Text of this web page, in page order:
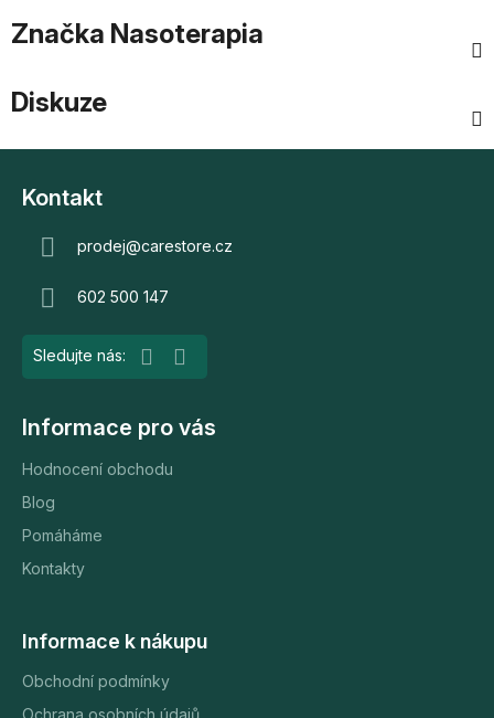
Značka Nasoterapia
Diskuze
Kontakt
prodej@carestore.cz
602 500 147
Informace pro vás
Hodnocení obchodu
Blog
Pomáháme
Kontakty
Informace k nákupu
Obchodní podmínky
Ochrana osobních údajů